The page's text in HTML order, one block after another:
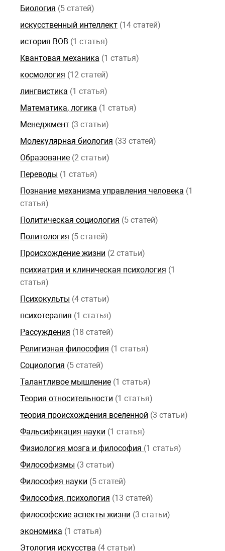
Биология (5 статей)
искусственный интеллект (14 статей)
история ВОВ (1 статья)
Квантовая механика (1 статья)
космология (12 статей)
лингвистика (1 статья)
Математика, логика (1 статья)
Менеджмент (3 статьи)
Молекулярная биология (33 статей)
Образование (2 статьи)
Переводы (1 статья)
Познание механизма управления человека (1
статья)
Политическая социология (5 статей)
Политология (5 статей)
Происхождение жизни (2 статьи)
психиатрия и клиническая психология (1
статья)
Психокульты (4 статьи)
психотерапия (1 статья)
Рассуждения (18 статей)
Религизная философия (1 статья)
Социология (5 статей)
Талантливое мышление (1 статья)
Теория относительности (1 статья)
теория происхождения вселенной (3 статьи)
Фальсификация науки (1 статья)
Физиология мозга и философия (1 статья)
Философизмы (3 статьи)
Философия науки (5 статей)
Философия, психология (13 статей)
философские аспекты жизни (3 статьи)
экономика (1 статья)
Этология искусства (4 статьи)